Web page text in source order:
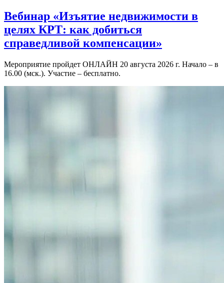
Вебинар «Изъятие недвижимости в
целях КРТ: как добиться
справедливой компенсации»
Мероприятие пройдет ОНЛАЙН 20 августа 2026 г. Начало – в
16.00 (мск.). Участие – бесплатно.